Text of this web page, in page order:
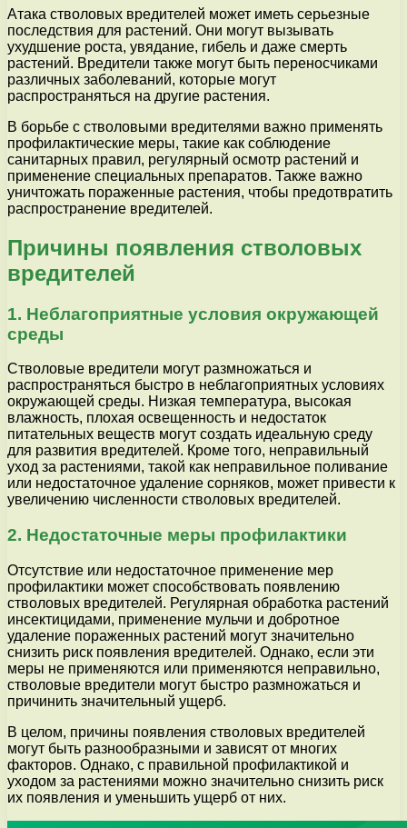
Атака стволовых вредителей может иметь серьезные
последствия для растений. Они могут вызывать
ухудшение роста, увядание, гибель и даже смерть
растений. Вредители также могут быть переносчиками
различных заболеваний, которые могут
распространяться на другие растения.
В борьбе с стволовыми вредителями важно применять
профилактические меры, такие как соблюдение
санитарных правил, регулярный осмотр растений и
применение специальных препаратов. Также важно
уничтожать пораженные растения, чтобы предотвратить
распространение вредителей.
Причины появления стволовых
вредителей
1. Неблагоприятные условия окружающей
среды
Стволовые вредители могут размножаться и
распространяться быстро в неблагоприятных условиях
окружающей среды. Низкая температура, высокая
влажность, плохая освещенность и недостаток
питательных веществ могут создать идеальную среду
для развития вредителей. Кроме того, неправильный
уход за растениями, такой как неправильное поливание
или недостаточное удаление сорняков, может привести к
увеличению численности стволовых вредителей.
2. Недостаточные меры профилактики
Отсутствие или недостаточное применение мер
профилактики может способствовать появлению
стволовых вредителей. Регулярная обработка растений
инсектицидами, применение мульчи и добротное
удаление пораженных растений могут значительно
снизить риск появления вредителей. Однако, если эти
меры не применяются или применяются неправильно,
стволовые вредители могут быстро размножаться и
причинить значительный ущерб.
В целом, причины появления стволовых вредителей
могут быть разнообразными и зависят от многих
факторов. Однако, с правильной профилактикой и
уходом за растениями можно значительно снизить риск
их появления и уменьшить ущерб от них.